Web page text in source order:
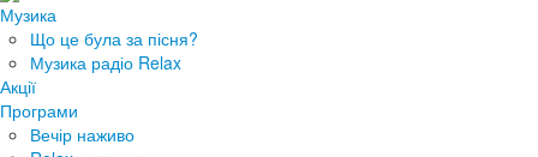
Музика
Що це була за пісня?
Музика радіо Relax
Акції
Програми
Вечір наживо